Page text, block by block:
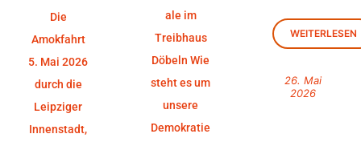
WEITERLESEN
26. Mai
2026
ale im
Treibhaus
Döbeln Wie
steht es um
unsere
Demokratie
Die
Amokfahrt
5. Mai 2026
durch die
Leipziger
Innenstadt,